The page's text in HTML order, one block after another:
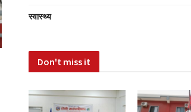
स्वास्थ्य
Don't miss it